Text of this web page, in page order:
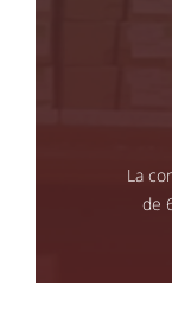
La
de